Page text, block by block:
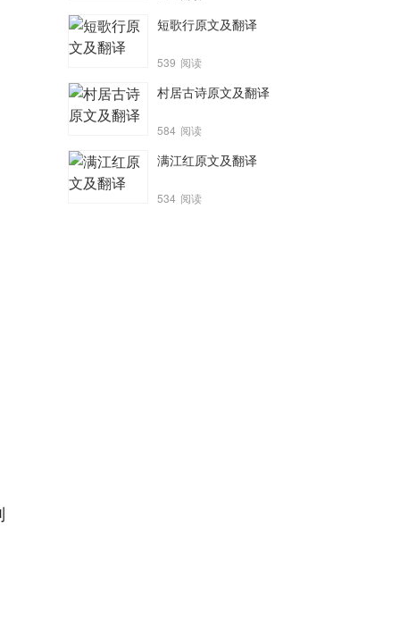
短歌行原文及翻译
539 阅读
村居古诗原文及翻译
584 阅读
满江红原文及翻译
534 阅读